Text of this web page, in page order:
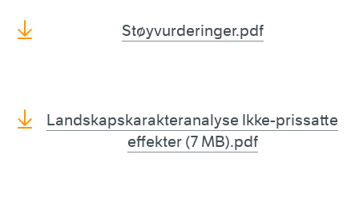
Støyvurderinger.pdf
Landskapskarakteranalyse Ikke-prissatte
effekter (7 MB).pdf